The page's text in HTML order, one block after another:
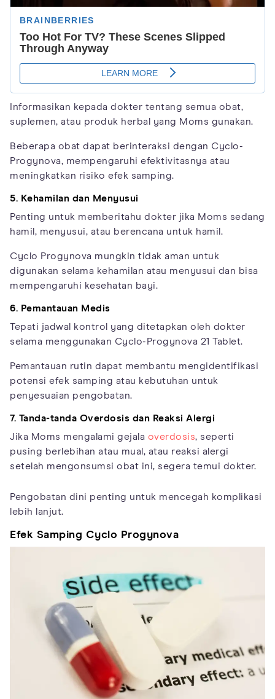
Informasikan kepada dokter tentang semua obat,
suplemen, atau produk herbal yang Moms gunakan.
Beberapa obat dapat berinteraksi dengan Cyclo-
Progynova, mempengaruhi efektivitasnya atau
meningkatkan risiko efek samping.
5. Kehamilan dan Menyusui
Penting untuk memberitahu dokter jika Moms sedang
hamil, menyusui, atau berencana untuk hamil.
Cyclo Progynova mungkin tidak aman untuk
digunakan selama kehamilan atau menyusui dan bisa
mempengaruhi kesehatan bayi.
6. Pemantauan Medis
Tepati jadwal kontrol yang ditetapkan oleh dokter
selama menggunakan Cyclo-Progynova 21 Tablet.
Pemantauan rutin dapat membantu mengidentifikasi
potensi efek samping atau kebutuhan untuk
penyesuaian pengobatan.
7. Tanda-tanda Overdosis dan Reaksi Alergi
Jika Moms mengalami gejala overdosis, seperti
pusing berlebihan atau mual, atau reaksi alergi
setelah mengonsumsi obat ini, segera temui dokter.
Pengobatan dini penting untuk mencegah komplikasi
lebih lanjut.
Efek Samping Cyclo Progynova